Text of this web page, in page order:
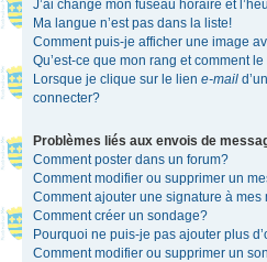
J’ai changé mon fuseau horaire et
Ma langue n’est pas dans la liste!
Comment puis-je afficher une image
Qu’est-ce que mon rang et comment
Lorsque je clique sur le lien e-mail
connecter?
Problèmes liés aux envois de
Comment poster dans un forum?
Comment modifier ou supprimer un
Comment ajouter une signature à mes
Comment créer un sondage?
Pourquoi ne puis-je pas ajouter plus
Comment modifier ou supprimer un